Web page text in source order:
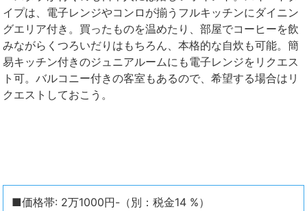
イプは、電子レンジやコンロが揃うフルキッチンにダイニン
グエリア付き。買ったものを温めたり、部屋でコーヒーを飲
みながらくつろいだりはもちろん、本格的な自炊も可能。簡
易キッチン付きのジュニアルームにも電子レンジをリクエス
ト可。バルコニー付きの客室もあるので、希望する場合はリ
クエストしておこう。
■価格帯: 2万1000円-（別：税金14 %）